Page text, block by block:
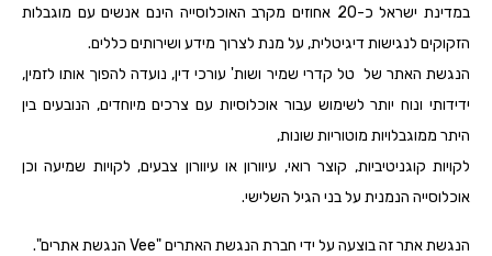
במדינת ישראל כ-20 אחוזים מקרב האוכלוסייה הינם אנשים עם מוגבלות
הזקוקים לנגישות דיגיטלית, על מנת לצרוך מידע ושירותים כללים.
הנגשת האתר של טל קדרי שמיר ושות' עורכי דין, נועדה להפוך אותו לזמין,
ידידותי ונוח יותר לשימוש עבור אוכלוסיות עם צרכים מיוחדים, הנובעים בין
היתר ממוגבלויות מוטוריות שונות,
לקויות קוגניטיביות, קוצר רואי, עיוורון או עיוורון צבעים, לקויות שמיעה וכן
אוכלוסייה הנמנית על בני הגיל השלישי.
הנגשת אתר זה בוצעה על ידי חברת הנגשת האתרים "Vee הנגשת אתרים".